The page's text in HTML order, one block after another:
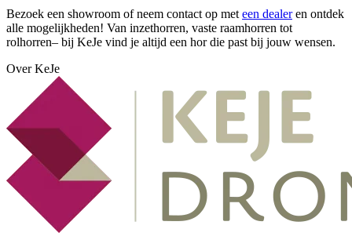
Bezoek een showroom of neem contact op met een dealeren ontdek
alle mogelijkheden! Van inzethorren, vaste raamhorren tot
rolhorren– bij KeJe vind je altijd een hor die past bij jouw wensen.
Over KeJe